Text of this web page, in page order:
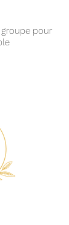
groupe pour